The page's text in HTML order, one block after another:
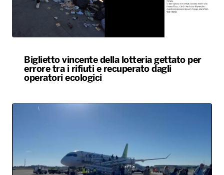
Biglietto vincente della lotteria gettato per
errore tra i rifiuti e recuperato dagli
operatori ecologici